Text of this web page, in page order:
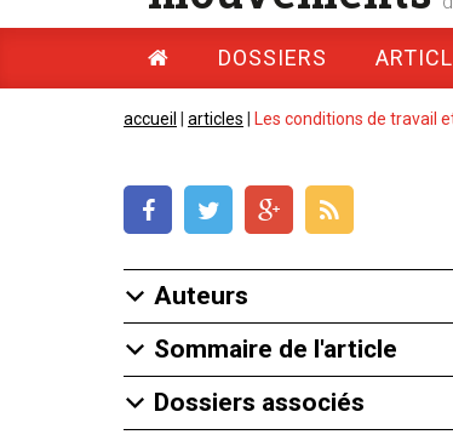
DOSSIERS
accueil articles Les conditions de travail et
Auteurs
Sommaire de l'article
Dossiers associés